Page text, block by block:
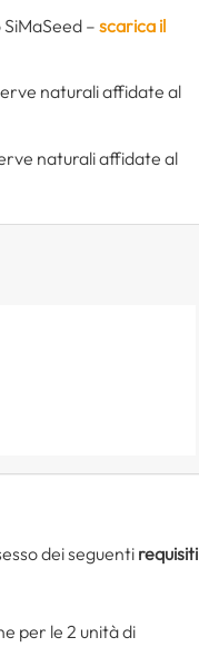
– scarica il
naturali affidate al
naturali affidate al
dei seguenti requisiti
per le 2 unità di